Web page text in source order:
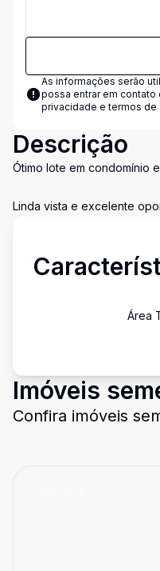
As informações serão
possa entrar em contato
privacidade e termos de
Descrição
Ótimo lote em condomínio
Linda vista e excelente
Área
Imóveis
Confira imóveis